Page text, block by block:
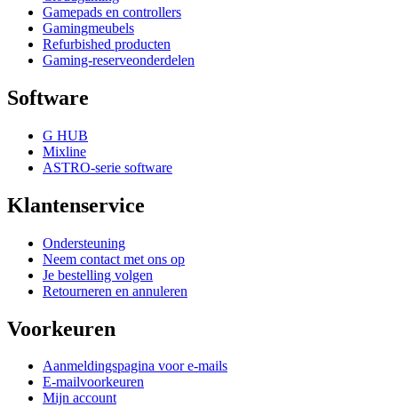
Gamepads en controllers
Gamingmeubels
Refurbished producten
Gaming-reserveonderdelen
Software
G HUB
Mixline
ASTRO-serie software
Klantenservice
Ondersteuning
Neem contact met ons op
Je bestelling volgen
Retourneren en annuleren
Voorkeuren
Aanmeldingspagina voor e-mails
E-mailvoorkeuren
Mijn account